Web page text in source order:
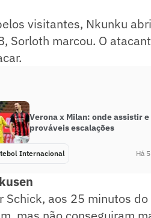
visitantes, Nkunku
Sorloth marcou. O
Verona x Milan: onde assistir e
prováveis escalações
Internacional Há
aos 25 minutos